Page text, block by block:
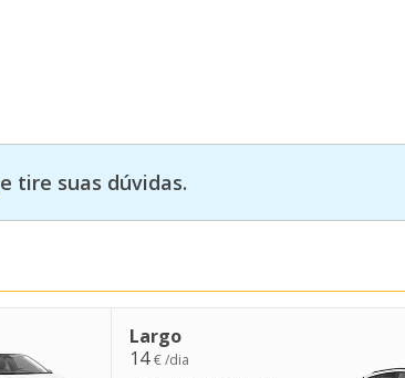
e tire suas dúvidas.
Largo
14€ /dia